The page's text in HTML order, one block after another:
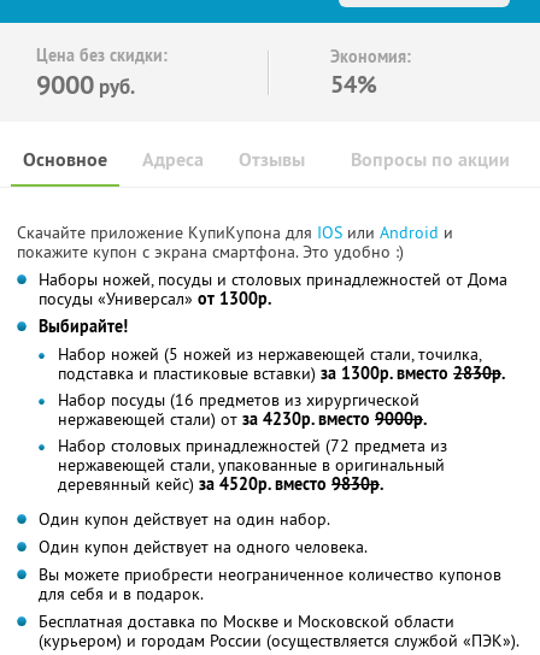
Цена без скидки:
9000 руб.
Экономия:
54%
Основное Отзывы Вопросы по акции
Адреса
Скачайте приложение КупиКупона для IOS или Android и
покажите купон с экрана смартфона. Это удобно :)
Наборы ножей, посуды и столовых принадлежностей от Дома
посуды «Универсал» от 1300р.
Выбирайте!
Набор ножей (5 ножей из нержавеющей стали, точилка,
подставка и пластиковые вставки) за 1300р. вместо 2830р.
Набор посуды (16 предметов из хирургической
нержавеющей стали) от за 4230р. вместо 9000р.
Набор столовых принадлежностей (72 предмета из
нержавеющей стали, упакованные в оригинальный
деревянный кейс) за 4520р. вместо 9830р.
Один купон действует на один набор.
Один купон действует на одного человека.
Вы можете приобрести неограниченное количество купонов
для себя и в подарок.
Бесплатная доставка по Москве и Московской области
(курьером) и городам России (осуществляется службой «ПЭК»).